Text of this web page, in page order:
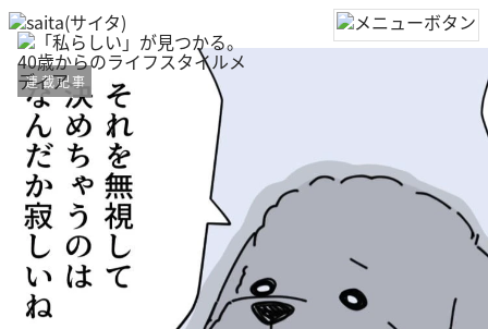
連載記事